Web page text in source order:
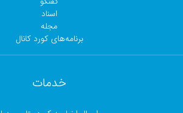
اسناد
مجلە
برنامەهای کورد کانال
خدمات